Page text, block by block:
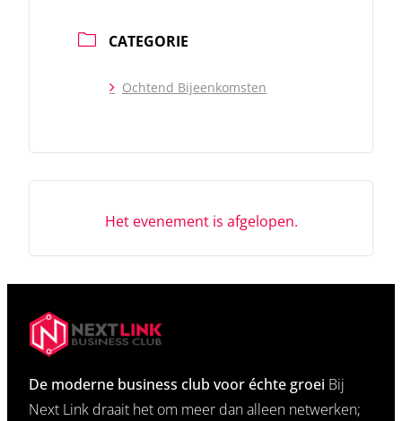
CATEGORIE
Ochtend Bijeenkomsten
Het evenement is afgelopen.
De moderne business club voor échte groei Bij
Next Link draait het om meer dan alleen netwerken;